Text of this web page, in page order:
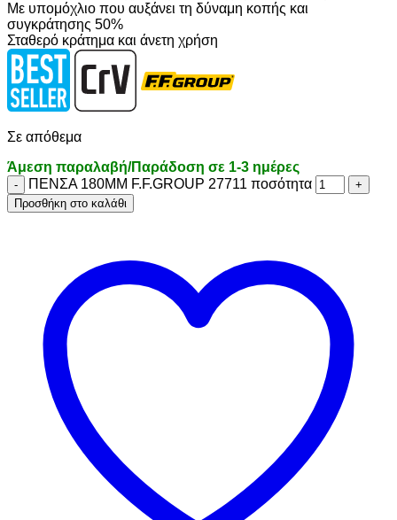
Με υπομόχλιο που αυξάνει τη δύναμη κοπής και
συγκράτησης 50%
Σταθερό κράτημα και άνετη χρήση
Σε απόθεμα
Άμεση παραλαβή/Παράδοση σε 1-3 ημέρες
ΠΕΝΣΑ 180ΜΜ F.F.GROUP 27711 ποσότητα
Προσθήκη στο καλάθι